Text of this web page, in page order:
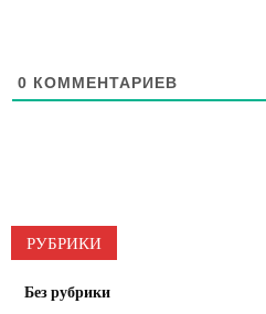
0 КОММЕНТАРИЕВ
РУБРИКИ
Без рубрики